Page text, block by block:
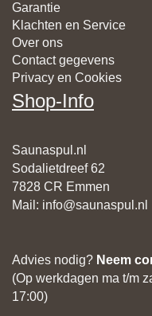
Garantie
Klachten en Service
Over ons
Contact gegevens
Privacy en Cookies
Shop-Info
Saunaspul.nl
Sodalietdreef 62
7828 CR Emmen
Mail : info@saunaspul.nl
Advies nodig? Neem
(Op werkdagen ma t/m
17:00)